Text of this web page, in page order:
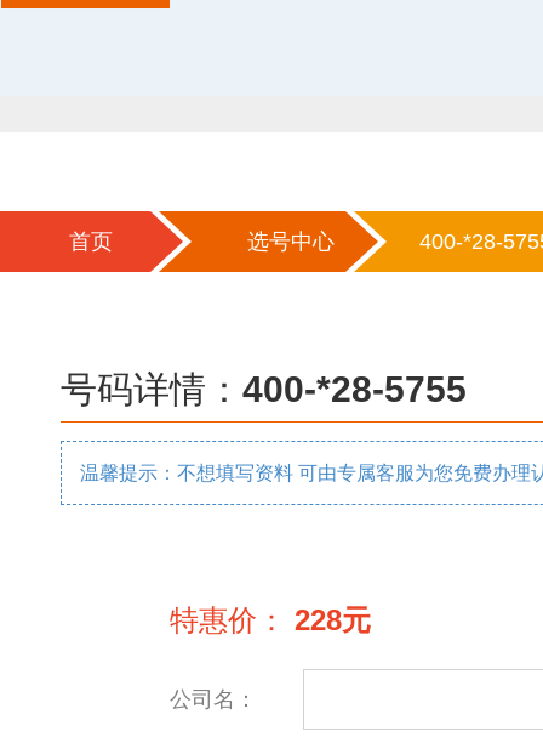
首页 选号中心 400-*28-
号码详情： 400-*28-5755
温馨提示：不想填写资料 可由专属客服为您免费办理
特惠价： 228元
公司名：